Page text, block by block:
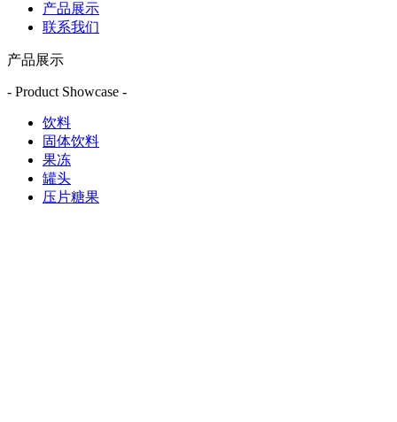
产品展示
联系我们
产品展示
- Product Showcase -
饮料
固体饮料
果冻
罐头
压片糖果